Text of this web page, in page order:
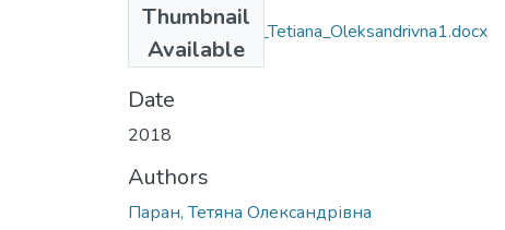
Thumbnail
Available
6.040102_Paran_Tetiana_Oleksandrivna1.docx
(39.93 KB)
Date
2018
Authors
Паран, Тетяна Олександрівна